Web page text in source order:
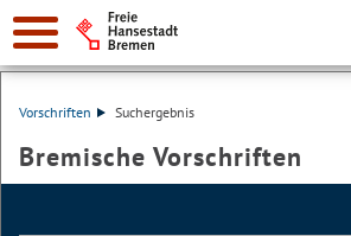
Vorschriften Suchergebnis
Bremische Vorschriften